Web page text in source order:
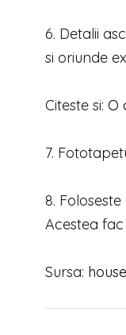
6. Detalii
si oriunde
Citeste si: O
7.
8. Foloseste
Acestea
Sursa: